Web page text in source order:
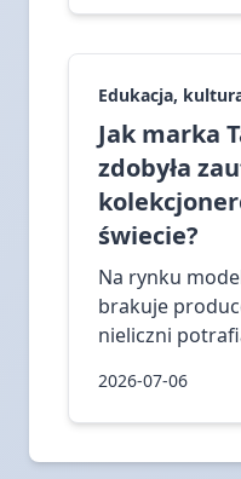
Edukacja,
Jak marka
zdobyła
świecie?
Na rynku
brakuje
nieliczni
2026-07-06